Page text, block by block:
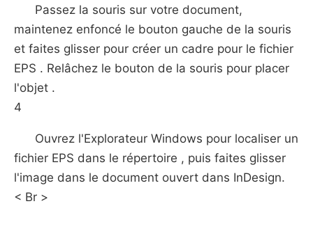
Passez la souris sur votre document,
maintenez enfoncé le bouton gauche de la souris
et faites glisser pour créer un cadre pour le fichier
EPS . Relâchez le bouton de la souris pour placer
l'objet .
4
Ouvrez l'Explorateur Windows pour localiser un
fichier EPS dans le répertoire , puis faites glisser
l'image dans le document ouvert dans InDesign.
< Br >